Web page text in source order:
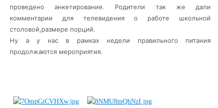
проведено анкетирование. Родители так же дали
комментарии для телевидения о работе школьной
столовой,размере порций.
Ну а у нас в рамках недели правильного питания
продолжаются мероприятия.